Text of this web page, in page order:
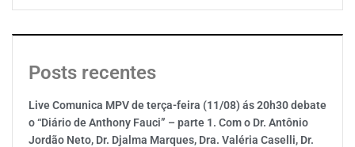
Posts recentes
Live Comunica MPV de terça-feira (11/08) ás 20h30 debate
o “Diário de Anthony Fauci” – parte 1. Com o Dr. Antônio
Jordão Neto, Dr. Djalma Marques, Dra. Valéria Caselli, Dr.